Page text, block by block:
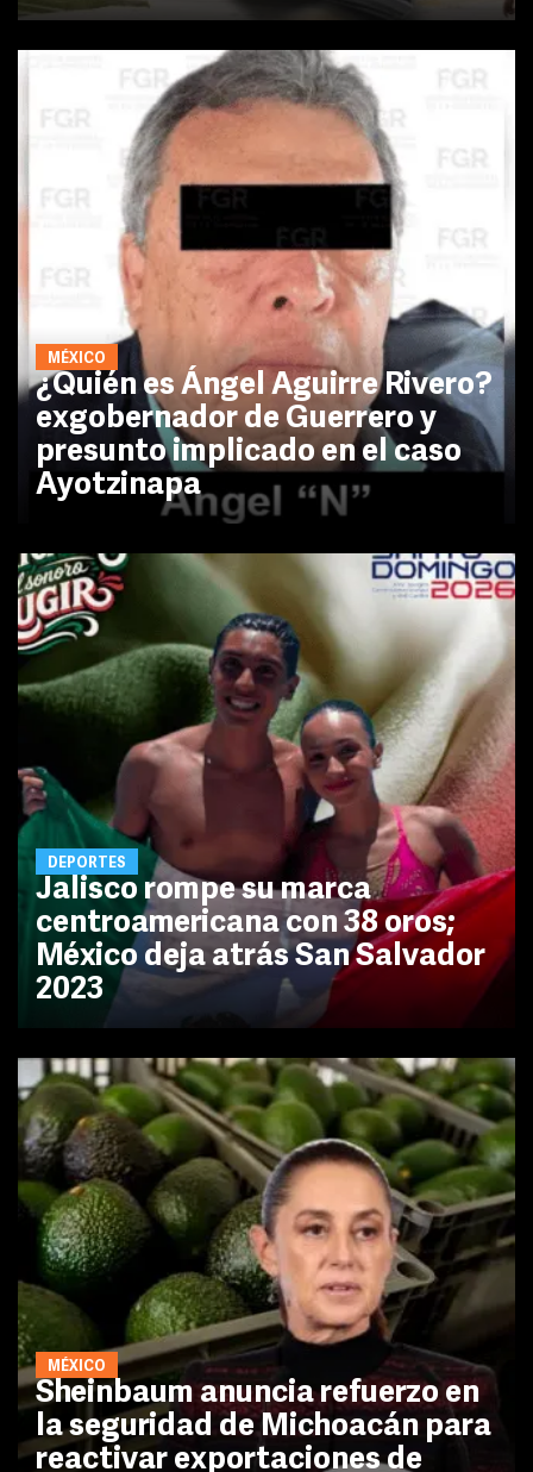
MÉXICO
¿Quién es Ángel Aguirre Rivero?
exgobernador de Guerrero y
presunto implicado en el caso
Ayotzinapa
DEPORTES
Jalisco rompe su marca
centroamericana con 38 oros;
México deja atrás San Salvador
2023
MÉXICO
Sheinbaum anuncia refuerzo en
la seguridad de Michoacán para
reactivar exportaciones de